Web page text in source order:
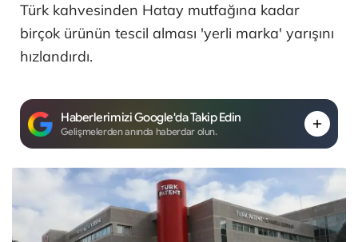
Türk kahvesinden Hatay mutfağına kadar
birçok ürünün tescil alması 'yerli marka' yarışını
hızlandırdı.
Haberlerimizi Google'da Takip Edin
Gelişmelerden anında haberdar olun.